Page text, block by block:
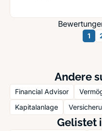
1
Andere
Financial Advisor
Kapitalanlage
Gelistet